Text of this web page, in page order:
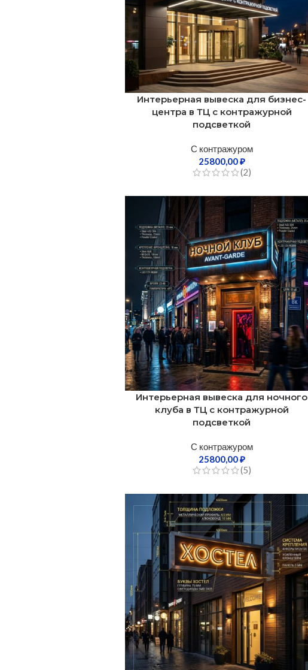
Интерьерная вывеска для бизнес-
центра в ТЦ с контражурной
подсветкой
С контражуром
25800,00₽
(2)
Интерьерная вывеска для ночного
клуба в ТЦ с контражурной
подсветкой
С контражуром
25800,00₽
(5)